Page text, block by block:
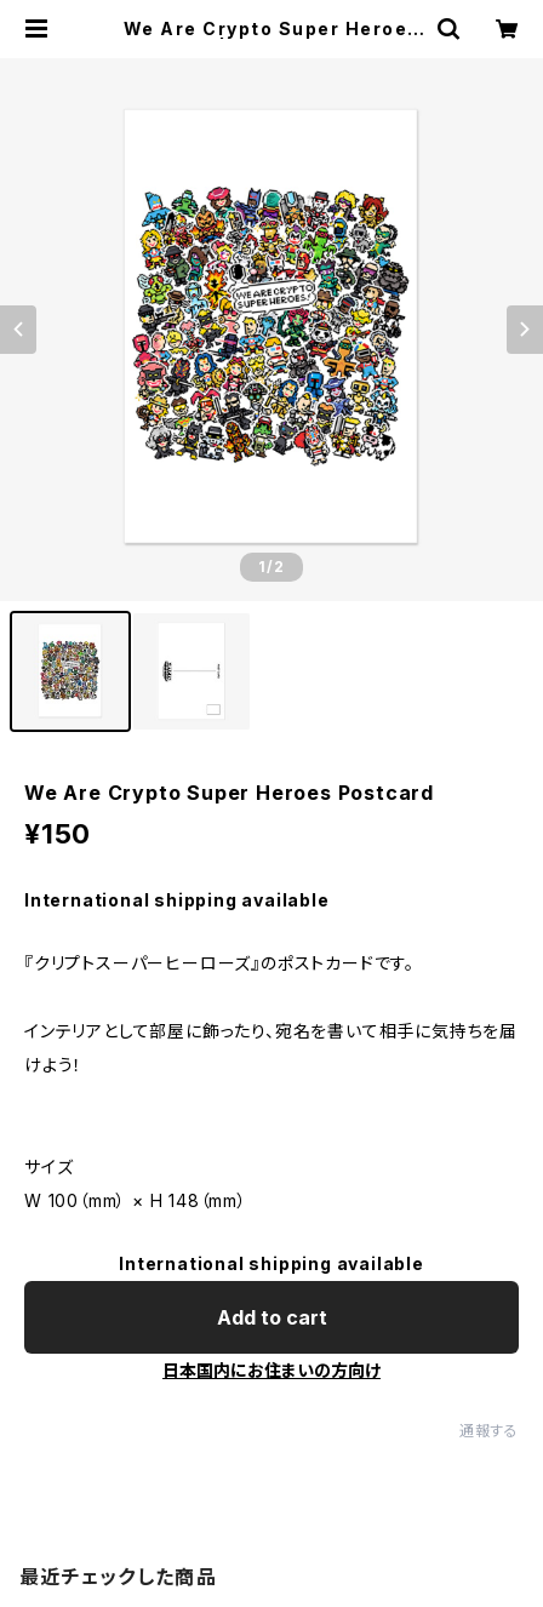
We Are Crypto Super Heroes
1/2
We Are Crypto Super Heroes Postcard
¥150
International shipping available
『クリプトスーパーヒーローズ』のポストカードです。
インテリアとして部屋に飾ったり、宛名を書いて相手に気持ちを届
けよう！
サイズ
W 100（mm） × H 148（mm）
International shipping available
Add to cart
日本国内にお住まいの方向け
通報する
最近チェックした商品